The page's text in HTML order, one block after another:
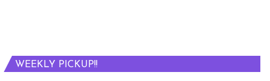
WEEKLY PICKUP!!